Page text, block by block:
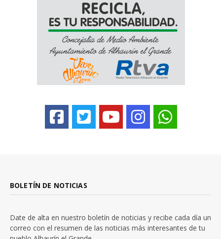
BOLETÍN DE NOTICIAS
Date de alta en nuestro boletín de noticias y recibe cada día un
correo con el resumen de las noticias más interesantes de tu